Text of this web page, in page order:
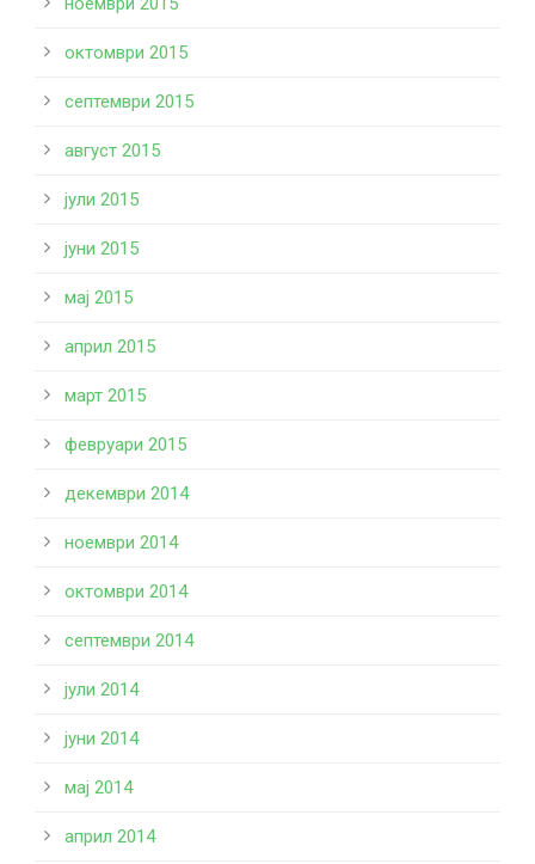
октомври 2015
септември 2015
август 2015
јули 2015
јуни 2015
мај 2015
април 2015
март 2015
февруари 2015
декември 2014
ноември 2014
октомври 2014
септември 2014
јули 2014
јуни 2014
мај 2014
април 2014